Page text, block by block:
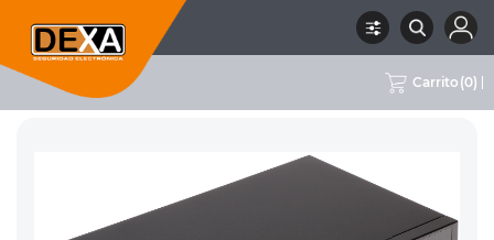
Carrito (0)
RUBRO 08 CONECTIVIDAD DAHUA